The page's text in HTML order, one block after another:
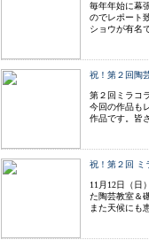
毎年年始に幕
のでレポート
ショウが有名
祝！第２回陶
第２回ミラコ
今回の作品も
作品です。皆
祝！第２回 ミ
11月12日（日
た陶芸教室＆
また天候にも